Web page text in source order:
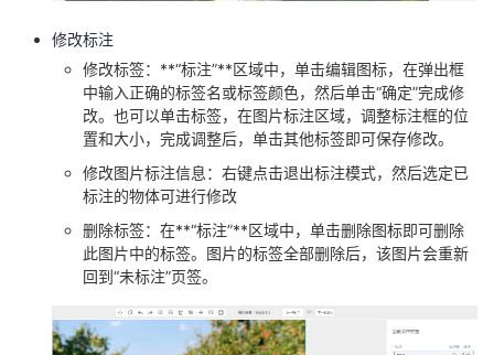
修改标注
修改标签：**“标注”**区域中，单击编辑图标，在弹出框
中输入正确的标签名或标签颜色，然后单击“确定”完成修
改。也可以单击标签，在图片标注区域，调整标注框的位
置和大小，完成调整后，单击其他标签即可保存修改。
修改图片标注信息：右键点击退出标注模式，然后选定已
标注的物体可进行修改
删除标签：在**“标注”**区域中，单击删除图标即可删除
此图片中的标签。图片的标签全部删除后，该图片会重新
回到“未标注”页签。